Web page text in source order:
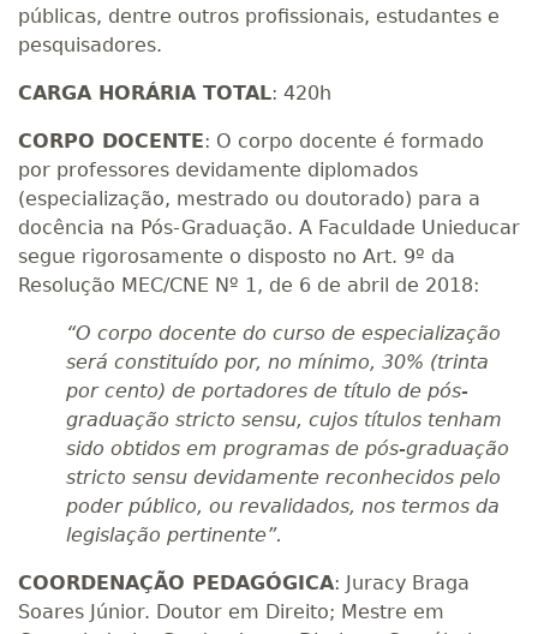
públicas, dentre outros profissionais, estudantes e
pesquisadores.
CARGA HORÁRIA TOTAL: 420h
CORPO DOCENTE: O corpo docente é formado
por professores devidamente diplomados
(especialização, mestrado ou doutorado) para a
docência na Pós-Graduação. A Faculdade Unieducar
segue rigorosamente o disposto no Art. 9º da
Resolução MEC/CNE Nº 1, de 6 de abril de 2018:
“O corpo docente do curso de especialização
será constituído por, no mínimo, 30% (trinta
por cento) de portadores de título de pós-
graduação stricto sensu, cujos títulos tenham
sido obtidos em programas de pós-graduação
stricto sensu devidamente reconhecidos pelo
poder público, ou revalidados, nos termos da
legislação pertinente”.
COORDENAÇÃO PEDAGÓGICA: Juracy Braga
Soares Júnior. Doutor em Direito; Mestre em